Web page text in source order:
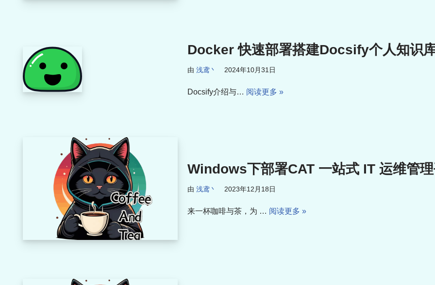
Docker 快速部署搭建Docsify个人知识
由 浅鸢丶 2024年10月31日
Docsify介绍与… 阅读更多 »
Windows下部署CAT 一站式 IT 运维管
由 浅鸢丶 2023年12月18日
来一杯咖啡与茶，为 … 阅读更多 »